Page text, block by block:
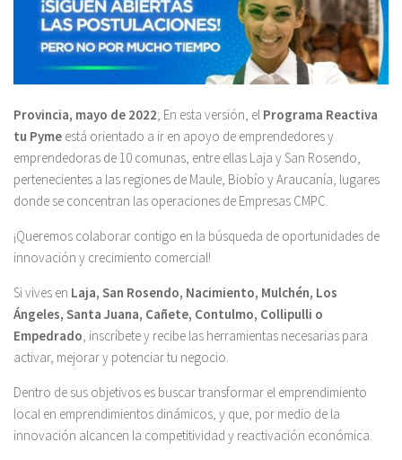
Provincia, mayo de 2022; En esta versión, el Programa Reactiva
tu Pyme está orientado a ir en apoyo de emprendedores y
emprendedoras de 10 comunas, entre ellas Laja y San Rosendo,
pertenecientes a las regiones de Maule, Biobío y Araucanía, lugares
donde se concentran las operaciones de Empresas CMPC.
¡Queremos colaborar contigo en la búsqueda de oportunidades de
innovación y crecimiento comercial!
Si vives en Laja, San Rosendo, Nacimiento, Mulchén, Los
Ángeles, Santa Juana, Cañete, Contulmo, Collipulli o
Empedrado , inscríbete y recibe las herramientas necesarias para
activar, mejorar y potenciar tu negocio.
Dentro de sus objetivos es buscar transformar el emprendimiento
local en emprendimientos dinámicos, y que, por medio de la
innovación alcancen la competitividad y reactivación económica.